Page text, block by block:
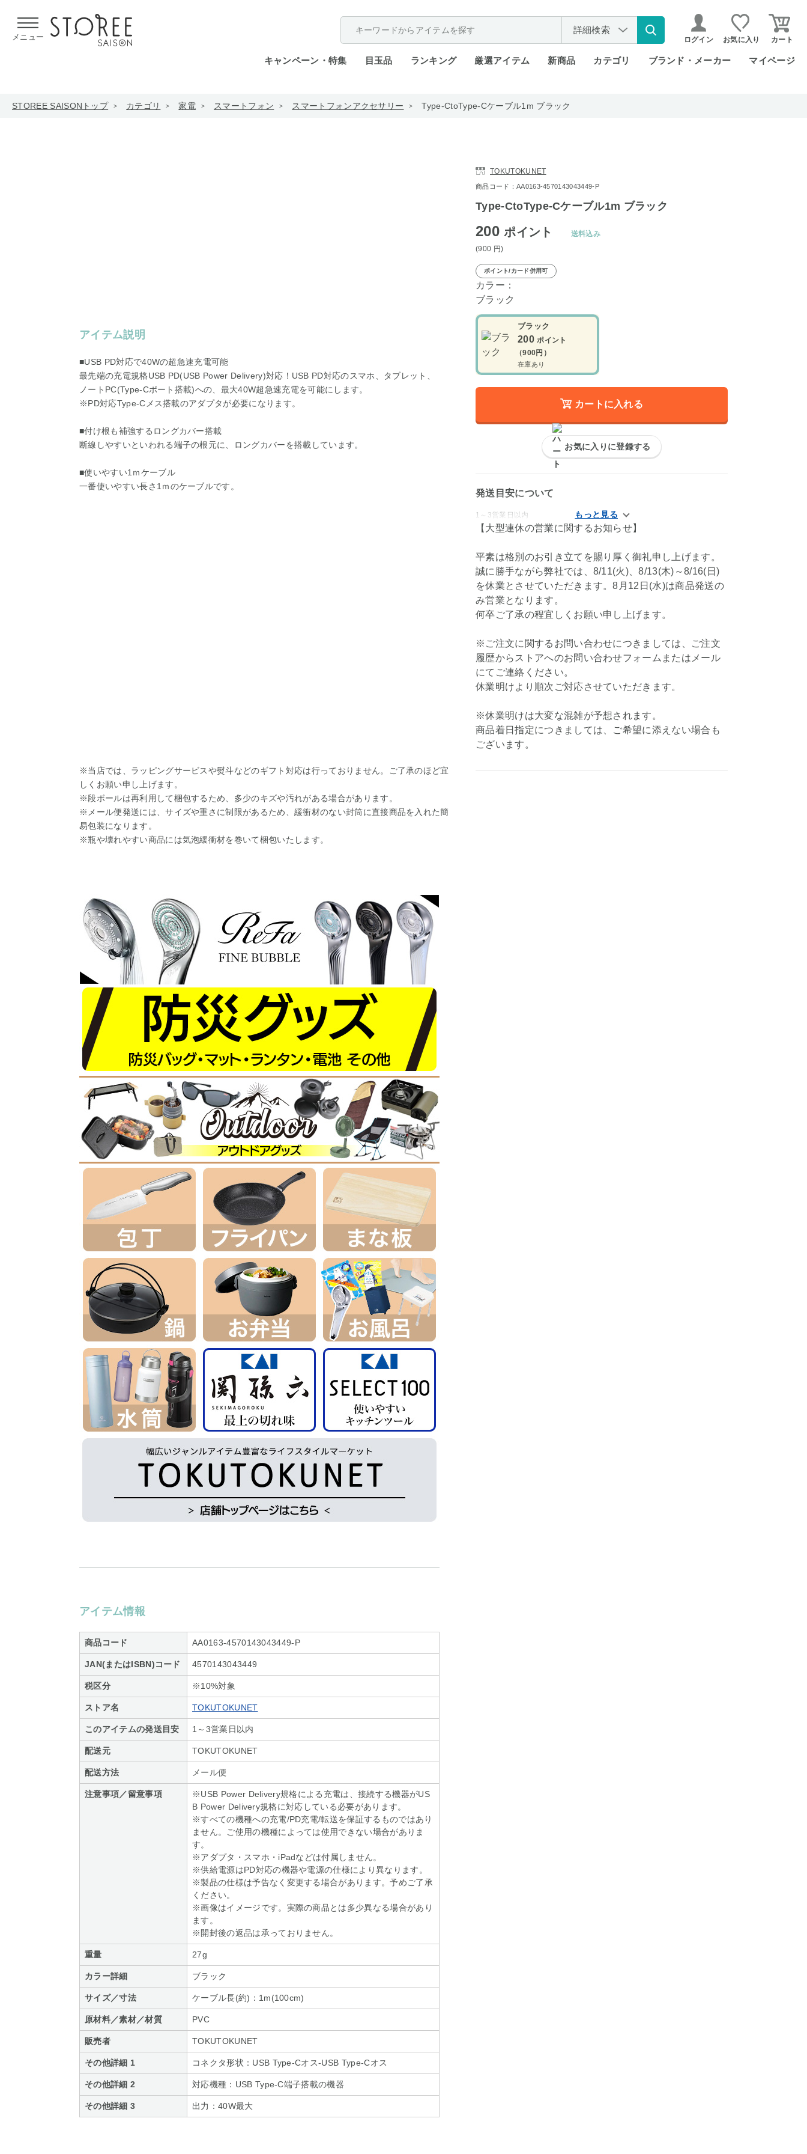
メニュー
詳細検索
ログイン お気に入り カート
キャンペーン・特集 目玉品 ランキング 厳選アイテム 新商品 カテゴリ ブランド・メーカー マイページ
STOREE SAISONトップ カテゴリ 家電 スマートフォン スマートフォンアクセサリー Type-CtoType-Cケーブル1m ブラック
アイテム説明
■USB PD対応で40Wの超急速充電可能
最先端の充電規格USB PD(USB Power Delivery)対応！USB PD対応のスマホ、タブレット、
ノートPC(Type-Cポート搭載)への、最大40W超急速充電を可能にします。
※PD対応Type-Cメス搭載のアダプタが必要になります。
■付け根も補強するロングカバー搭載
断線しやすいといわれる端子の根元に、ロングカバーを搭載しています。
■使いやすい1ｍケーブル
一番使いやすい長さ1ｍのケーブルです。
※当店では、ラッピングサービスや熨斗などのギフト対応は行っておりません。ご了承のほど宜
しくお願い申し上げます。
※段ボールは再利用して梱包するため、多少のキズや汚れがある場合があります。
※メール便発送には、サイズや重さに制限があるため、緩衝材のない封筒に直接商品を入れた簡
易包装になります。
※瓶や壊れやすい商品には気泡緩衝材を巻いて梱包いたします。
アイテム情報
商品コード AA0163-4570143043449-P
JAN(またはISBN)コード 4570143043449
税区分 ※10%対象
ストア名 TOKUTOKUNET
このアイテムの発送目安 1～3営業日以内
配送元 TOKUTOKUNET
配送方法 メール便
注意事項／留意事項
※USB Power Delivery規格による充電は、接続する機器がUS
B Power Delivery規格に対応している必要があります。
※すべての機種への充電/PD充電/転送を保証するものではあり
ません。ご使用の機種によっては使用できない場合がありま
す。
※アダプタ・スマホ・iPadなどは付属しません。
※供給電源はPD対応の機器や電源の仕様により異なります。
※製品の仕様は予告なく変更する場合があります。予めご了承
ください。
※画像はイメージです。実際の商品とは多少異なる場合があり
ます。
※開封後の返品は承っておりません。
重量 27g
カラー詳細 ブラック
サイズ／寸法 ケーブル長(約)：1m(100cm)
原材料／素材／材質 PVC
販売者 TOKUTOKUNET
その他詳細 1 コネクタ形状：USB Type-Cオス-USB Type-Cオス
その他詳細 2 対応機種：USB Type-C端子搭載の機器
その他詳細 3 出力：40W最大
TOKUTOKUNET
商品コード：AA0163-4570143043449-P
Type-CtoType-Cケーブル1m ブラック
200ポイント
(900 円)
送料込み
ポイント/カード併用可
カラー：
ブラック
ブラック
200 ポイント
（900円）
在庫あり
カートに入れる
お気に入りに登録する
発送目安について
1～3営業日以内
【大型連休の営業に関するお知らせ】
平素は格別のお引き立てを賜り厚く御礼申し上げます。
誠に勝手ながら弊社では、8/11(火)、8/13(木)～8/16(日)
を休業とさせていただきます。8月12日(水)は商品発送の
み営業となります。
何卒ご了承の程宜しくお願い申し上げます。
※ご注文に関するお問い合わせにつきましては、ご注文
履歴からストアへのお問い合わせフォームまたはメール
にてご連絡ください。
休業明けより順次ご対応させていただきます。
※休業明けは大変な混雑が予想されます。
商品着日指定につきましては、ご希望に添えない場合も
ございます。